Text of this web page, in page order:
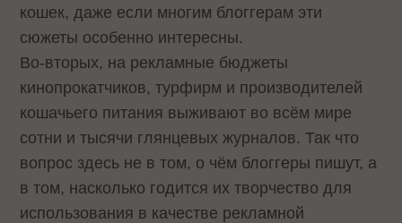
кошек, даже если многим блоггерам эти
сюжеты особенно интересны.
Во-вторых, на рекламные бюджеты
кинопрокатчиков, турфирм и производителей
кошачьего питания выживают во всём мире
сотни и тысячи глянцевых журналов. Так что
вопрос здесь не в том, о чём блоггеры пишут, а
в том, насколько годится их творчество для
использования в качестве рекламной